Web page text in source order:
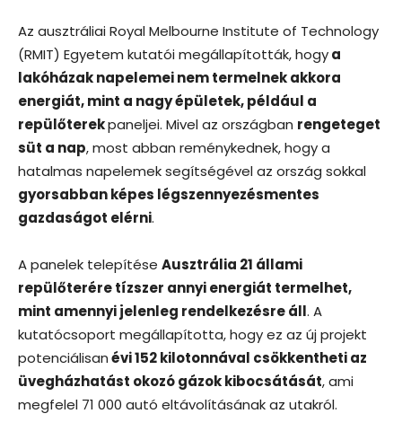
Az ausztráliai Royal Melbourne Institute of Technology
(RMIT) Egyetem kutatói megállapították, hogya
lakóházak napelemei nem termelnek akkora
energiát, mint a nagy épületek, például a
repülőterekpaneljei. Mivel az országban rengeteget
süt a nap, most abban reménykednek, hogy a
hatalmas napelemek segítségével az ország sokkal
gyorsabban képes légszennyezésmentes
gazdaságot elérni.
A panelek telepítése Ausztrália 21 állami
repülőterére tízszer annyi energiát termelhet,
mint amennyi jelenleg rendelkezésre áll. A
kutatócsoport megállapította, hogy ez az új projekt
potenciálisanévi 152 kilotonnával csökkentheti az
üvegházhatást okozó gázok kibocsátását, ami
megfelel 71 000 autó eltávolításának az utakról.